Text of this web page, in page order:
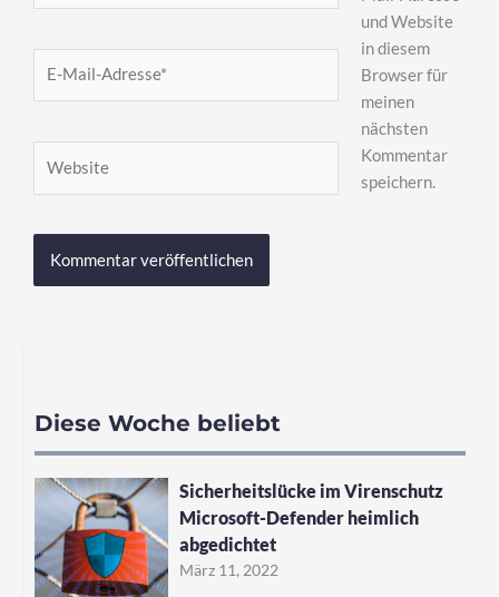
und Website
in diesem
Browser für
meinen
nächsten
Kommentar
speichern.
Diese Woche beliebt
Sicherheitslücke im Virenschutz
Microsoft-Defender heimlich
abgedichtet
März 11, 2022